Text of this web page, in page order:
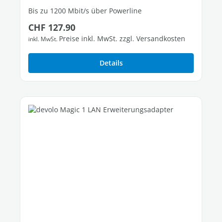
Bis zu 1200 Mbit/s über Powerline
1 freier Gigabit-LAN-Port
Regulärer Preis:
CHF 127.90
inkl. MwSt. Preise inkl. MwSt. zzgl. Versandkosten
Details